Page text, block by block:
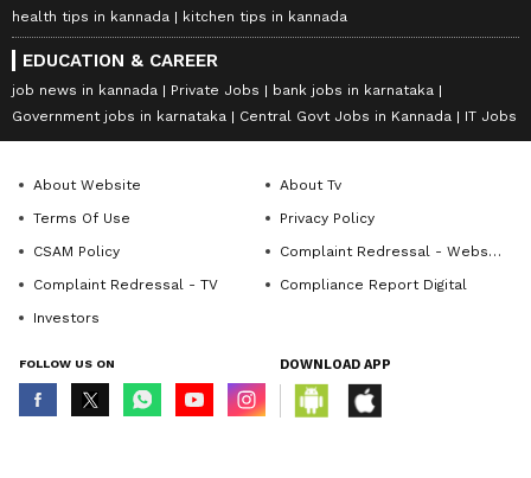
health tips in kannada
kitchen tips in kannada
EDUCATION & CAREER
job news in kannada Private Jobs
bank jobs in karnataka
Government jobs in karnataka
Central Govt Jobs in Kannada IT Jobs
About Website
About Tv
Terms Of Use
Privacy Policy
CSAM Policy
Complaint Redressal - Website
Complaint Redressal - TV
Compliance Report Digital
Investors
FOLLOW US ON DOWNLOAD APP